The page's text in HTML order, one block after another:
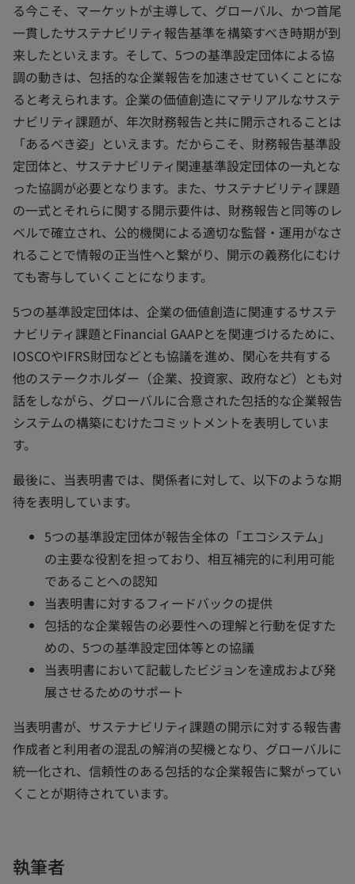
る今こそ、マーケットが主導して、グローバル、かつ首尾
一貫したサステナビリティ報告基準を構築すべき時期が到
来したといえます。そして、5つの基準設定団体による協
調の動きは、包括的な企業報告を加速させていくことにな
ると考えられます。企業の価値創造にマテリアルなサステ
ナビリティ課題が、年次財務報告と共に開示されることは
「あるべき姿」といえます。だからこそ、財務報告基準設
定団体と、サステナビリティ関連基準設定団体の一丸とな
った協調が必要となります。また、サステナビリティ課題
の一式とそれらに関する開示要件は、財務報告と同等のレ
ベルで確立され、公的機関による適切な監督・運用がなさ
れることで情報の正当性へと繋がり、開示の義務化にむけ
ても寄与していくことになります。
5つの基準設定団体は、企業の価値創造に関連するサステ
ナビリティ課題とFinancial GAAPとを関連づけるために、
IOSCOやIFRS財団などとも協議を進め、関心を共有する
他のステークホルダー（企業、投資家、政府など）とも対
話をしながら、グローバルに合意された包括的な企業報告
システムの構築にむけたコミットメントを表明していま
す。
最後に、当表明書では、関係者に対して、以下のような期
待を表明しています。
5つの基準設定団体が報告全体の「エコシステム」
の主要な役割を担っており、相互補完的に利用可能
であることへの認知
当表明書に対するフィードバックの提供
包括的な企業報告の必要性への理解と行動を促すた
めの、5つの基準設定団体等との協議
当表明書において記載したビジョンを達成および発
展させるためのサポート
当表明書が、サステナビリティ課題の開示に対する報告書
作成者と利用者の混乱の解消の契機となり、グローバルに
統一化され、信頼性のある包括的な企業報告に繋がってい
くことが期待されています。
執筆者